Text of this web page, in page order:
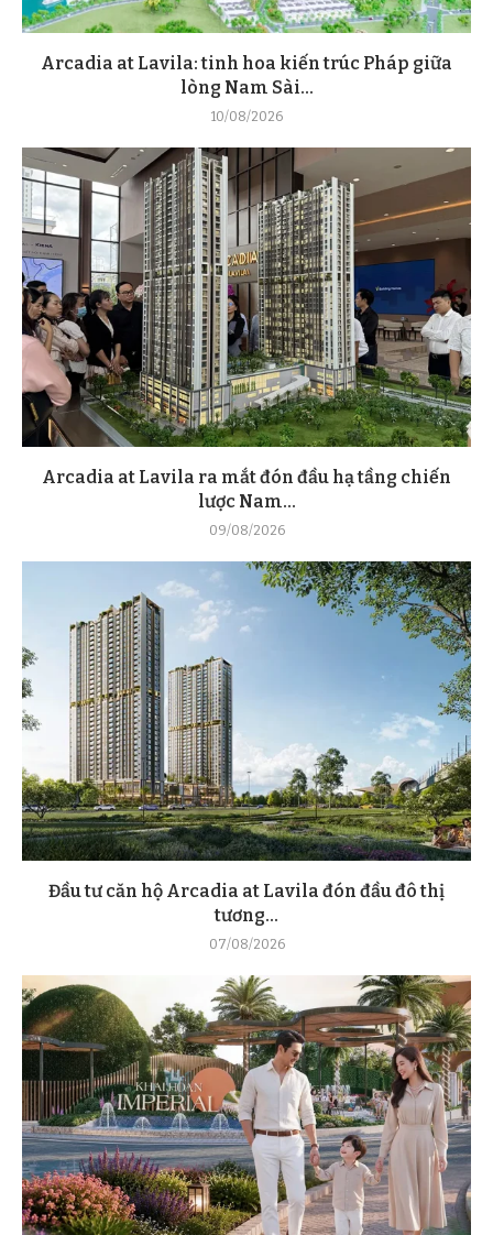
Arcadia at Lavila: tinh hoa kiến trúc Pháp giữa
lòng Nam Sài...
10/08/2026
Arcadia at Lavila ra mắt đón đầu hạ tầng chiến
lược Nam...
09/08/2026
Đầu tư căn hộ Arcadia at Lavila đón đầu đô thị
tương...
07/08/2026